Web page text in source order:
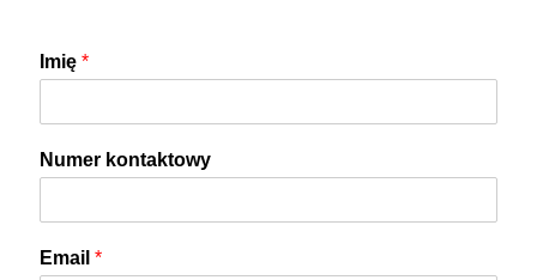
Imię *
Numer kontaktowy
Email *